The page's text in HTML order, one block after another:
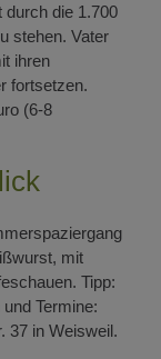
durch die 1.700
stehen. Vater
ihren
fortsetzen.
(6-8
mit
Tipp:
Termine:
37 in Weisweil.